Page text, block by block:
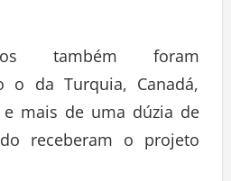
também foram
o da Turquia, Canadá,
e mais de uma dúzia de
receberam o projeto